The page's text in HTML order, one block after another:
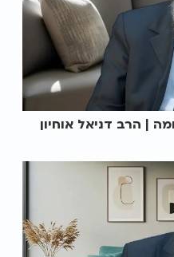
| הרב דניאל אוחיון